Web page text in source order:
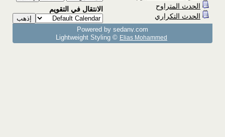
الحدث المتراوح
الحدث التكراري
الانتقال في التقويم
Powered by sedany.com
Lightweight Styling © Elias Mohammed